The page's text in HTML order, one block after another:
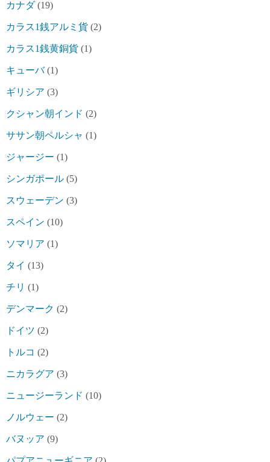
カナダ(19)
カラス1銭アルミ貨 (2)
カラス1銭黄銅貨 (1)
キューバ(1)
ギリシア (3)
クシャン朝インド (2)
ササン朝ペルシャ (1)
ジャージー (1)
シンガポール (5)
スウェーデン (3)
スペイン (10)
ソマリア (1)
タイ (13)
チリ (1)
デンマーク (2)
ドイツ (2)
トルコ (2)
ニカラグア (3)
ニュージーランド (10)
ノルウェー (2)
バヌッア (9)